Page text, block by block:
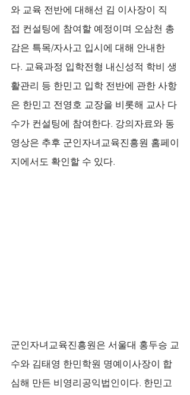
와 교육 전반에 대해선 김 이사장이 직
접 컨설팅에 참여할 예정이며 오삼천 총
감은 특목/자사고 입시에 대해 안내한
다. 교육과정 입학전형 내신성적 학비 생
활관리 등 한민고 입학 전반에 관한 사항
은 한민고 전영호 교장을 비롯해 교사 다
수가 컨설팅에 참여한다. 강의자료와 동
영상은 추후 군인자녀교육진흥원 홈페이
지에서도 확인할 수 있다.
군인자녀교육진흥원은 서울대 홍두승 교
수와 김태영 한민학원 명예이사장이 합
심해 만든 비영리공익법인이다. 한민고